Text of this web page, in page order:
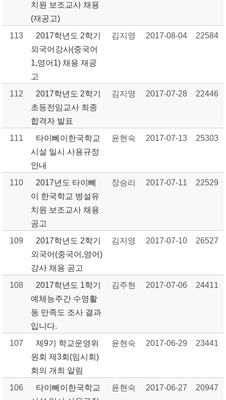
치원 보조교사 채용
(재공고)
113
2017학년도 2학기
외국어강사(중국어
1,영어1) 채용 재공
고
김지영 2017-08-04 22584
112
2017학년도 2학기
초등전임교사 최종
합격자 발표
김지영 2017-07-28 22446
111
타이뻬이한국학교
시설 일시 사용규정
안내
윤현숙 2017-07-13 25303
110
2017년도 타이뻬
이 한국학교 병설유
치원 보조교사 채용
공고
장승리 2017-07-11 22529
109
2017학년도 2학기
외국어(중국어,영어)
강사 채용 공고
김지영 2017-07-10 26527
108
2017학년도 1학기
예체능주간 수영활
동 만족도 조사 결과
입니다.
김주현 2017-07-06 24411
107
제9기 학교운영위
원회 제3회(임시회)
회의 개최 알림
윤현숙 2017-06-29 23441
106
타이뻬이한국학교
윤현숙 2017-06-27 20947